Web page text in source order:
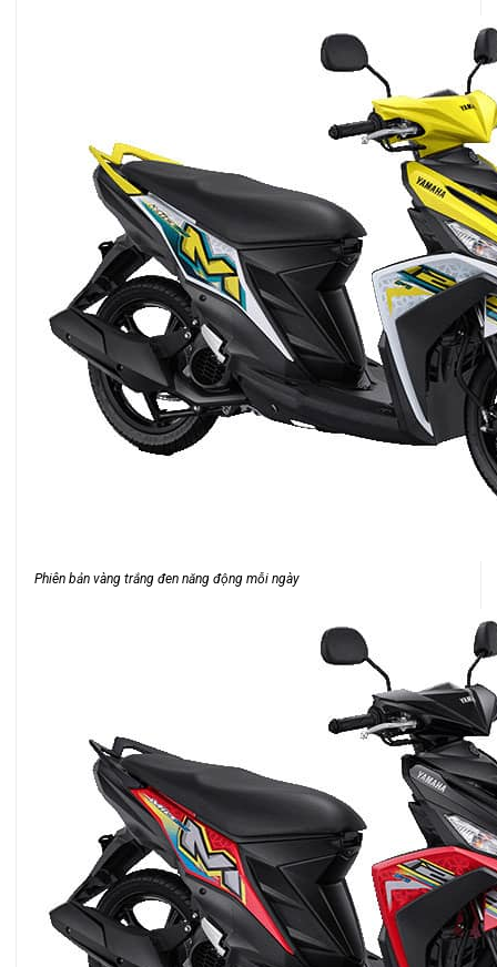
Phiên bản vàng trắng đen năng động mỗi ngày